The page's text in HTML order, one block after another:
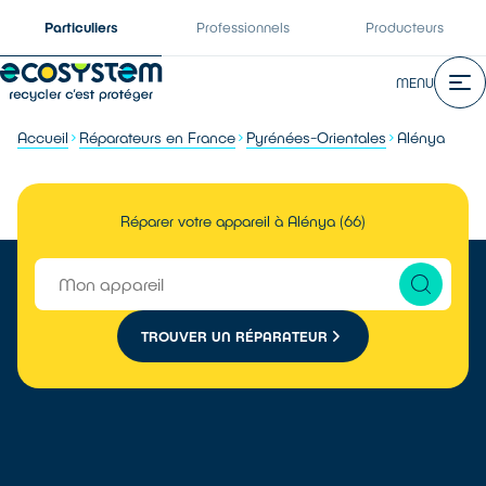
Particuliers Professionnels Producteurs
MENU
Accueil Réparateurs en France Pyrénées-Orientales Alénya
Réparer votre appareil à Alénya (66)
TROUVER UN RÉPARATEUR